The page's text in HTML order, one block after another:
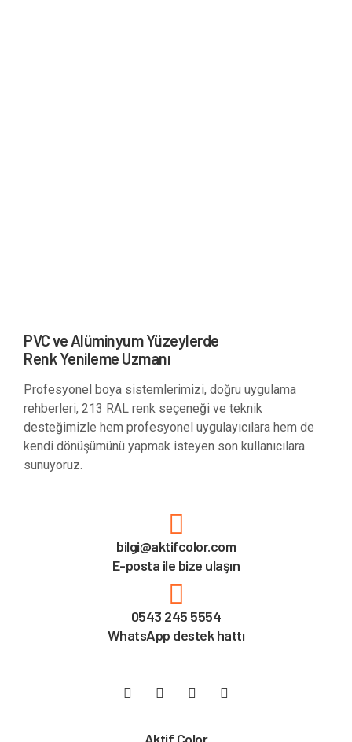
PVC ve Alüminyum Yüzeylerde
Renk Yenileme Uzmanı
Profesyonel boya sistemlerimizi, doğru uygulama
rehberleri, 213 RAL renk seçeneği ve teknik
desteğimizle hem profesyonel uygulayıcılara hem de
kendi dönüşümünü yapmak isteyen son kullanıcılara
sunuyoruz.
bilgi@aktifcolor.com
E-posta ile bize ulaşın
0543 245 5554
WhatsApp destek hattı